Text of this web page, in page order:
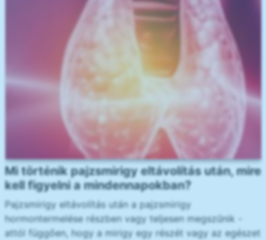
Mi történik pajzsmirigy eltávolítás után, mire
kell figyelni a mindennapokban?
Pajzsmirigy eltávolítás után a pajzsmirigy
hormontermelése részben vagy teljesen megszűnik -
attól függően, hogy a mirigy egy részét vagy az egészet